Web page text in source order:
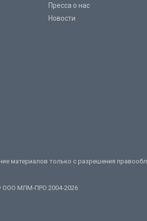
Пресса о нас
Новости
материалов только с разрешения
ООО МЛМ-ПРО 2004-2026